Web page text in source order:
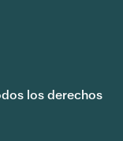
los derechos